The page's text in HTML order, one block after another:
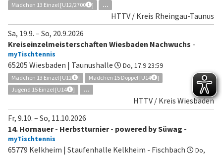
Mädchen 13 Einzel [U12/2700
] ...
HTTV / Kreis Rheingau-Taunus
Sa, 19.9. – So, 20.9.2026
Kreiseinzelmeisterschaften Wiesbaden Nachwuchs -
myTischtennis
65205 Wiesbaden | Taunushalle Do, 17.9 23:59
Mädchen 13 Einzel [U12 ] Mädchen 15 Doppel [U14
]
Jugend 15 Einzel [U14
] ...
HTTV / Kreis Wiesbaden
Fr, 9.10. – So, 11.10.2026
14. Hornauer - Herbstturnier - powered by Süwag -
myTischtennis
65779 Kelkheim | Staufenhalle Kelkheim - Fischbach
Do,